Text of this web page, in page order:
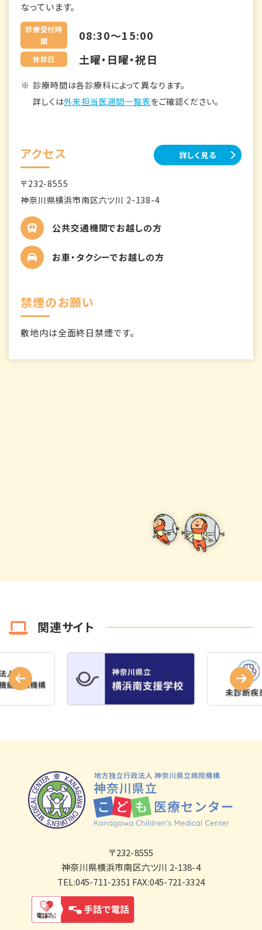
なっています。
診療受付時
間
08:30～15:00
休診日 土曜・日曜・祝日
診療時間は各診療科によって異なります。
詳しくは外来担当医週間一覧表をご確認ください。
アクセス 詳しく見る
〒232-8555
神奈川県横浜市南区六ツ川 2-138-4
公共交通機関でお越しの方
お車・タクシーでお越しの方
禁煙のお願い
敷地内は全面終日禁煙です。
関連サイト
〒232-8555
神奈川県横浜市南区六ツ川 2-138-4
TEL:045-711-2351 FAX:045-721-3324